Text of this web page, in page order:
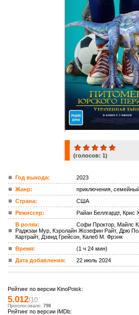
(голосов: 1)
Год выхода:
2023
Жанр:
приключения,
Страна:
США
Режиссер:
Райан Беллгардт, Крис
В ролях:
Софи Проктор, Майлс
Раджзаи Мур, Кэролайн Жозефин Райт, Дрю
Картрайт, Дэвид Грейсон, Калеб М. Фрэнк
Время:
(1 ч 24 мин)
Дата добавления:
22 июль 2024
Рейтинг по версии KinoPoisk:
5.012/10
Проголосовало: 798
Рейтинг по версии IMDb: